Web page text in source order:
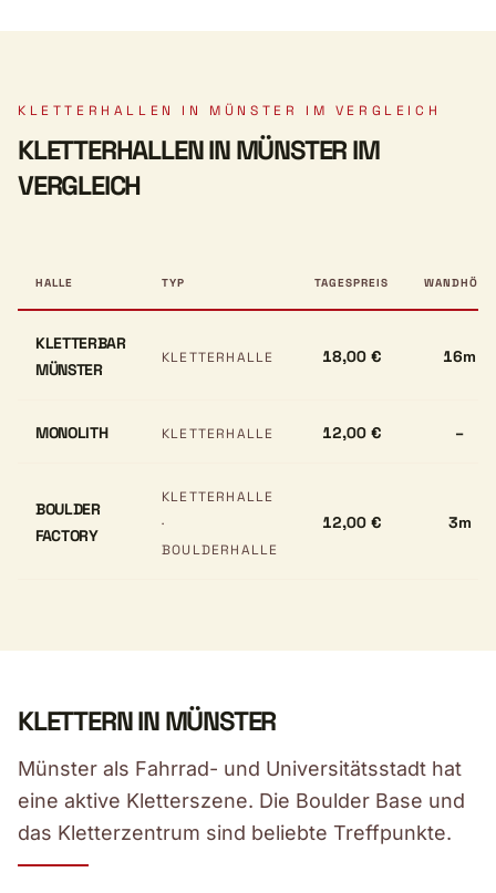
KLETTERHALLEN IN MÜNSTER IM VERGLEICH
KLETTERHALLEN IN MÜNSTER IM
VERGLEICH
HALLE TYP TAGESPREIS WANDHÖHE
KLETTERBAR
MÜNSTER
KLETTERHALLE 18,00 € 16m
MONOLITH KLETTERHALLE 12,00 € –
BOULDER
FACTORY
KLETTERHALLE
·
BOULDERHALLE
12,00 € 3m
KLETTERN IN MÜNSTER
Münster als Fahrrad- und Universitätsstadt hat
eine aktive Kletterszene. Die Boulder Base und
das Kletterzentrum sind beliebte Treffpunkte.